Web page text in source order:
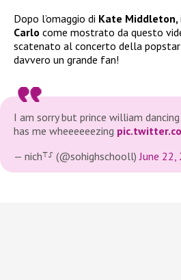
Dopo l’omaggio di Kate Middleton,
Carlo come mostrato da questo
scatenato al concerto della popstar
davvero un grande fan!
I am sorry but prince william
has me wheeeeeezing
— nich⸆⸉ (@sohighschooll)June 22,